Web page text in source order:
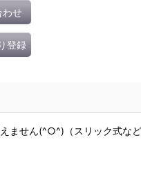
わせ
登録
ません(^○^)（スリック式など